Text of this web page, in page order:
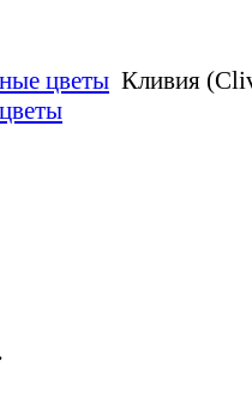
цветы Кливия